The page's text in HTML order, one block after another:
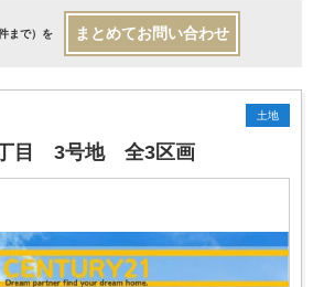
まで）を まとめてお問い合わせ
土地
丁目 3号地 全3区画